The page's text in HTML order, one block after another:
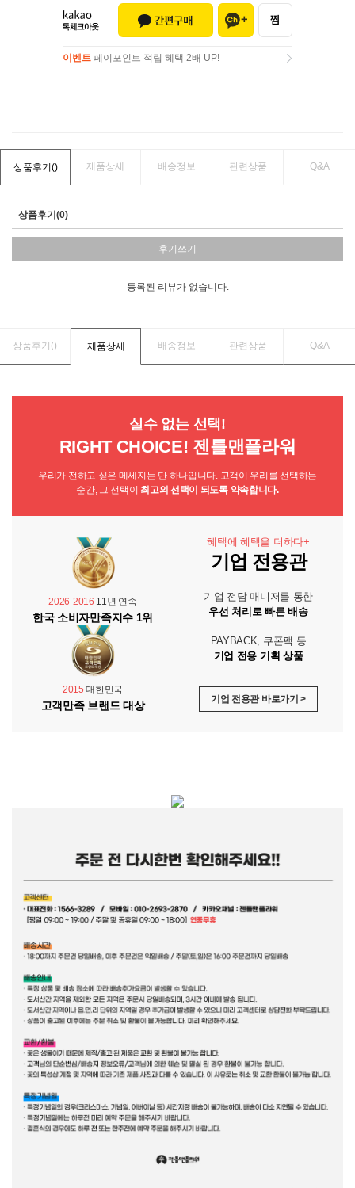
이벤트 페이포인트 적립 혜택 2배 UP!
상품후기() 제품상세 배송정보 관련상품 Q&A
상품후기(0)
후기쓰기
등록된 리뷰가 없습니다.
상품후기() 제품상세 배송정보 관련상품 Q&A
실수 없는 선택!
RIGHT CHOICE! 젠틀맨플라워
우리가 전하고 싶은 메세지는 단 하나입니다. 고객이 우리를 선택하는
순간, 그 선택이 최고의 선택이 되도록 약속합니다.
2026-2016 11년 연속
한국 소비자만족지수 1위
2015 대한민국
고객만족 브랜드 대상
혜택에 혜택을 더하다+
기업 전용관
기업 전담 매니저를 통한
우선 처리로 빠른 배송
PAYBACK, 쿠폰팩 등
기업 전용 기획 상품
기업 전용관 바로가기 >